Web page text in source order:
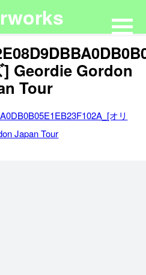
] Geordie Gordon
Tour
オリ
Japan Tour